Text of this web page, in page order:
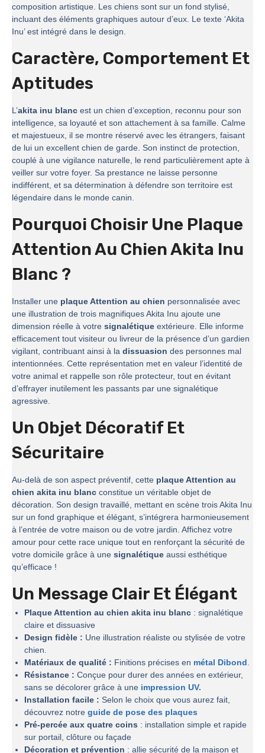
composition artistique. Les chiens sont sur un fond stylisé,
incluant des éléments graphiques autour d’eux. Le texte ‘Akita
Inu’ est intégré dans le design.
Caractère, Comportement Et
Aptitudes
L’akita inu blanc est un chien d’exception, reconnu pour son
intelligence, sa loyauté et son attachement à sa famille. Calme
et majestueux, il se montre réservé avec les étrangers, faisant
de lui un excellent chien de garde. Son instinct de protection,
couplé à une vigilance naturelle, le rend particulièrement apte à
veiller sur votre foyer. Sa prestance ne laisse personne
indifférent, et sa détermination à défendre son territoire est
légendaire dans le monde canin.
Pourquoi Choisir Une Plaque
Attention Au Chien Akita Inu
Blanc ?
Installer une plaque Attention au chien personnalisée avec
une illustration de trois magnifiques Akita Inu ajoute une
dimension réelle à votre signalétique extérieure. Elle informe
efficacement tout visiteur ou livreur de la présence d’un gardien
vigilant, contribuant ainsi à la dissuasion des personnes mal
intentionnées. Cette représentation met en valeur l’identité de
votre animal et rappelle son rôle protecteur, tout en évitant
d’effrayer inutilement les passants par une signalétique
agressive.
Un Objet Décoratif Et
Sécuritaire
Au-delà de son aspect préventif, cette plaque Attention au
chien akita inu blanc constitue un véritable objet de
décoration. Son design travaillé, mettant en scène trois Akita Inu
sur un fond graphique et élégant, s’intégrera harmonieusement
à l’entrée de votre maison ou de votre jardin. Affichez votre
amour pour cette race unique tout en renforçant la sécurité de
votre domicile grâce à une signalétique aussi esthétique
qu’efficace !
Un Message Clair Et Élégant
Plaque Attention au chien akita inu blanc : signalétique
claire et dissuasive
Design fidèle : Une illustration réaliste ou stylisée de votre
chien.
Matériaux de qualité : Finitions précises en métal Dibond.
Résistance : Conçue pour durer des années en extérieur,
sans se décolorer grâce à une impression UV.
Installation facile : Selon le choix que vous aurez fait,
découvrez notre guide de pose des plaques
Pré-percée aux quatre coins : installation simple et rapide
sur portail, clôture ou façade
Décoration et prévention : allie sécurité de la maison et